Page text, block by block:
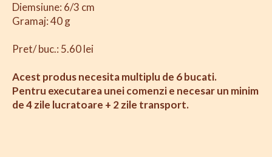
Diemsiune: 6/3 cm
Gramaj: 40 g
Pret/ buc.: 5.60 lei
Acest produs necesita multiplu de 6 bucati.
Pentru executarea unei comenzi e necesar un minim
de 4 zile lucratoare + 2 zile transport.